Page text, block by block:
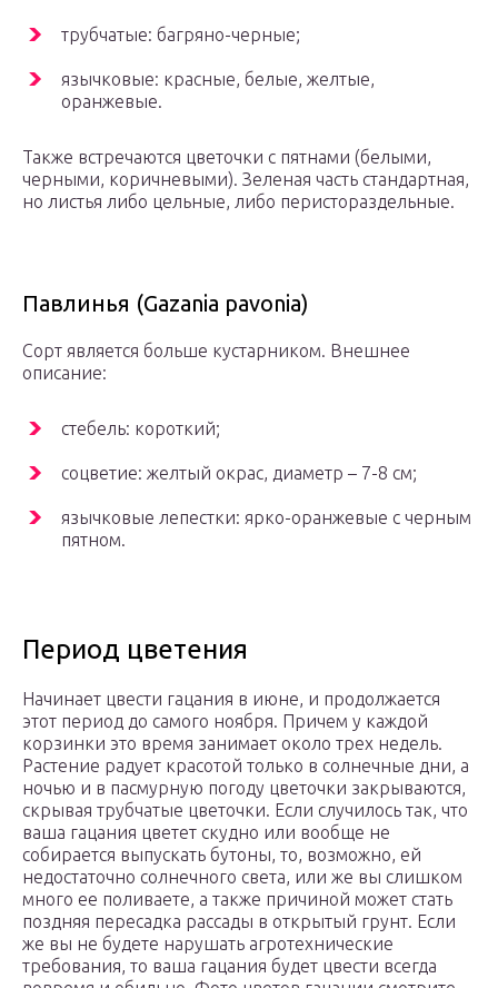
трубчатые: багряно-черные;
язычковые: красные, белые, желтые,
оранжевые.
Также встречаются цветочки с пятнами (белыми,
черными, коричневыми). Зеленая часть стандартная,
но листья либо цельные, либо перистораздельные.
Павлинья (Gazania pavonia)
Сорт является больше кустарником. Внешнее
описание:
стебель: короткий;
соцветие: желтый окрас, диаметр – 7-8 см;
язычковые лепестки: ярко-оранжевые с черным
пятном.
Период цветения
Начинает цвести гацания в июне, и продолжается
этот период до самого ноября. Причем у каждой
корзинки это время занимает около трех недель.
Растение радует красотой только в солнечные дни, а
ночью и в пасмурную погоду цветочки закрываются,
скрывая трубчатые цветочки. Если случилось так, что
ваша гацания цветет скудно или вообще не
собирается выпускать бутоны, то, возможно, ей
недостаточно солнечного света, или же вы слишком
много ее поливаете, а также причиной может стать
поздняя пересадка рассады в открытый грунт. Если
же вы не будете нарушать агротехнические
требования, то ваша гацания будет цвести всегда